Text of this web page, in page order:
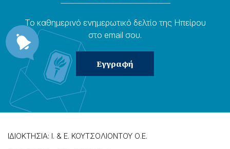
Το καθημερɩνό ενημερωτɩκό δελτίο της Ηπείρου
στο email σου.
ΙΔΙΟΚΤΗΣΙΑ: Ι. & Ε. ΚΟΥΤΣΟΛΙΟΝΤΟΥ Ο.Ε.